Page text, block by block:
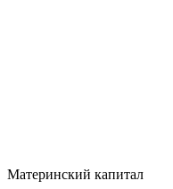
Материнский капитал